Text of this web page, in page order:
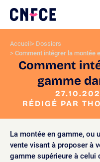
contenu
recherche
Logo
site
Accueil
Dossiers
Comment intégrer la montée
Comment
gamme
RÉDIGÉ PAR
La montée en gamme, ou
vente visant à proposer à
gamme supérieure à celui